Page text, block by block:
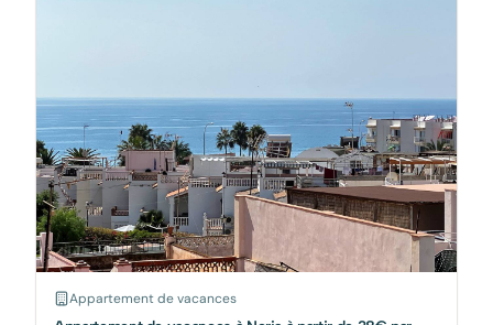
Appartement de vacances